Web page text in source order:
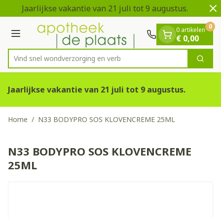
Ga naar de inhoud
1 van 2
Jaarlijkse vakantie van 21 juli tot 9 augustus.
Menu
Product, merk, categorie...
Vind snel wondverzorging Zoek
0 artikelen
€ 0,00
0
Jaarlijkse vakantie van 21 juli tot 9 augustus.
Home / N33 BODYPRO SOS KLOVENCREME 25ML
N33 BODYPRO SOS KLOVENCREME
25ML